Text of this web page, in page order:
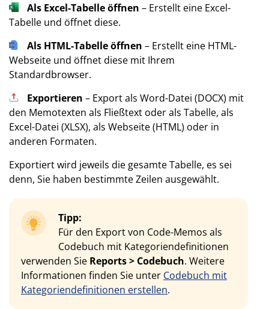
Als Excel-Tabelle öffnen – Erstellt eine Excel-
Tabelle und öffnet diese.
Als HTML-Tabelle öffnen – Erstellt eine HTML-
Webseite und öffnet diese mit Ihrem
Standardbrowser.
Exportieren – Export als Word-Datei (DOCX) mit
den Memotexten als Fließtext oder als Tabelle, als
Excel-Datei (XLSX), als Webseite (HTML) oder in
anderen Formaten.
Exportiert wird jeweils die gesamte Tabelle, es sei
denn, Sie haben bestimmte Zeilen ausgewählt.
Tipp:
Für den Export von Code-Memos als
Codebuch mit Kategoriendefinitionen
verwenden Sie Reports > Codebuch. Weitere
Informationen finden Sie unter Codebuch mit
Kategoriendefinitionen erstellen.